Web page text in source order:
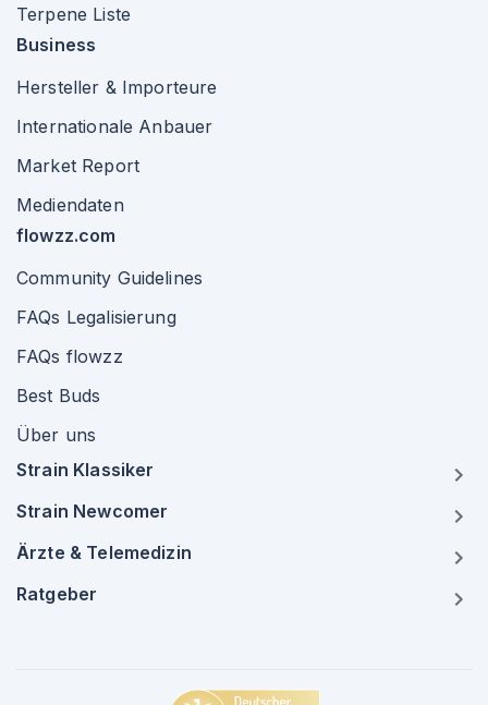
Terpene Liste
Business
Hersteller & Importeure
Internationale Anbauer
Market Report
Mediendaten
flowzz.com
Community Guidelines
FAQs Legalisierung
FAQs flowzz
Best Buds
Über uns
Strain Klassiker
Strain Newcomer
Ärzte & Telemedizin
Ratgeber